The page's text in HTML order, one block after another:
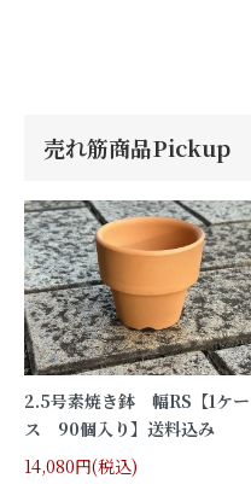
売れ筋商品Pickup
2.5号素焼き鉢 幅RS【1ケー
ス 90個入り】送料込み
14,080円(税込)